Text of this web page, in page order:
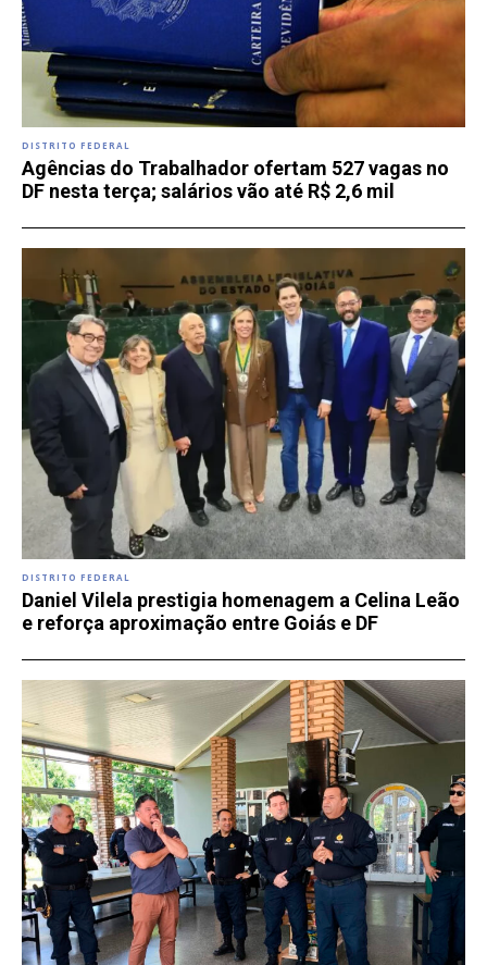
DISTRITO FEDERAL
Agências do Trabalhador ofertam 527 vagas no
DF nesta terça; salários vão até R$ 2,6 mil
DISTRITO FEDERAL
Daniel Vilela prestigia homenagem a Celina Leão
e reforça aproximação entre Goiás e DF